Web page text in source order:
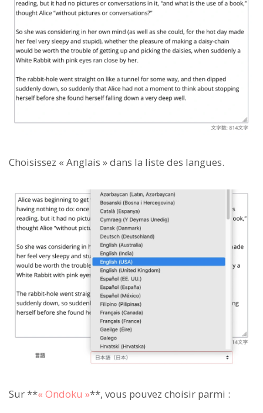
Choisissez « Anglais » dans la liste des langues.
Sur **« Ondoku »**, vous pouvez choisir parmi :